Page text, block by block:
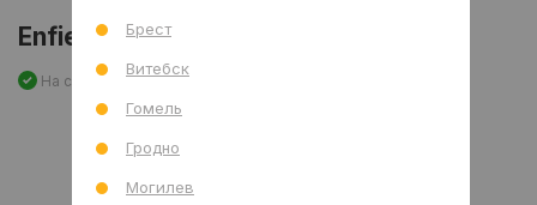
Enfield Armani Dove Pol (G) 60x120 R
На складе Артикул: 0000027775
Брест
Витебск
Гомель
Гродно
Могилев